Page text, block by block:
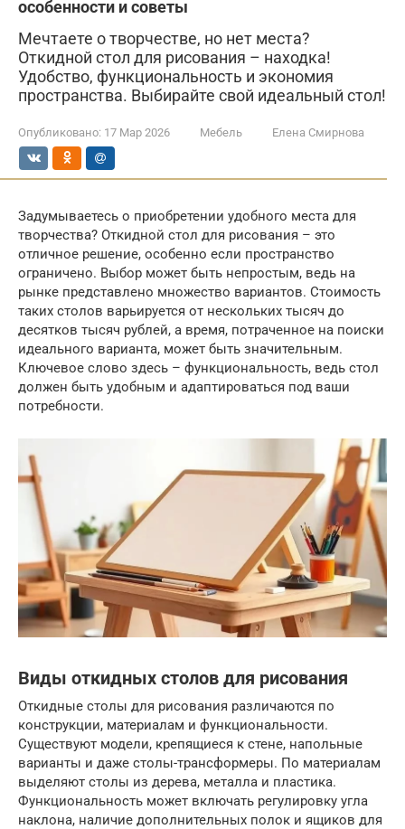
особенности и советы
Мечтаете о творчестве, но нет места?
Откидной стол для рисования – находка!
Удобство, функциональность и экономия
пространства. Выбирайте свой идеальный стол!
Опубликовано: 17 Мар 2026 Мебель Елена Смирнова
Задумываетесь о приобретении удобного места для
творчества? Откидной стол для рисования – это
отличное решение, особенно если пространство
ограничено. Выбор может быть непростым, ведь на
рынке представлено множество вариантов. Стоимость
таких столов варьируется от нескольких тысяч до
десятков тысяч рублей, а время, потраченное на поиски
идеального варианта, может быть значительным.
Ключевое слово здесь – функциональность, ведь стол
должен быть удобным и адаптироваться под ваши
потребности.
Виды откидных столов для рисования
Откидные столы для рисования различаются по
конструкции, материалам и функциональности.
Существуют модели, крепящиеся к стене, напольные
варианты и даже столы-трансформеры. По материалам
выделяют столы из дерева, металла и пластика.
Функциональность может включать регулировку угла
наклона, наличие дополнительных полок и ящиков для